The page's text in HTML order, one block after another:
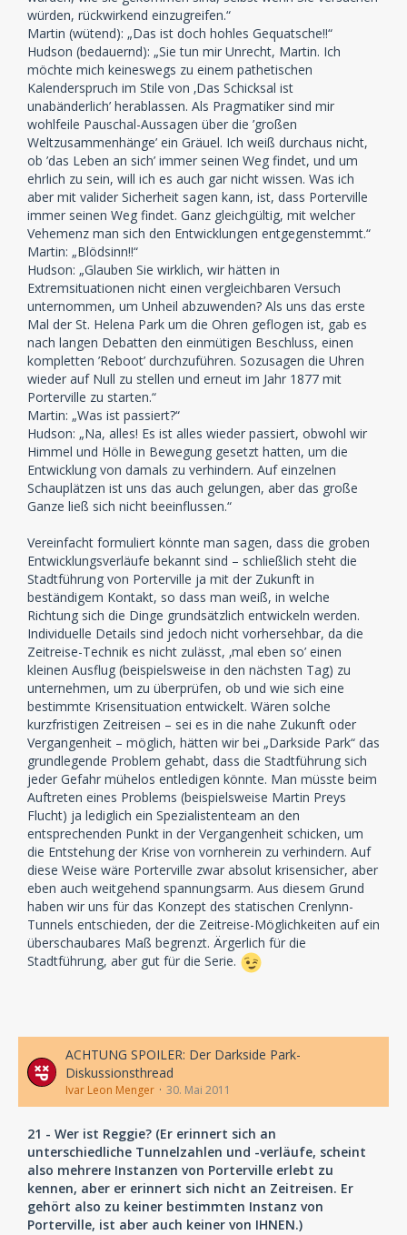
würden, rückwirkend einzugreifen.“
Martin (wütend): „Das ist doch hohles Gequatsche!!“
Hudson (bedauernd): „Sie tun mir Unrecht, Martin. Ich
möchte mich keineswegs zu einem pathetischen
Kalenderspruch im Stile von ‚Das Schicksal ist
unabänderlich’ herablassen. Als Pragmatiker sind mir
wohlfeile Pauschal-Aussagen über die ’großen
Weltzusammenhänge’ ein Gräuel. Ich weiß durchaus nicht,
ob ’das Leben an sich’ immer seinen Weg findet, und um
ehrlich zu sein, will ich es auch gar nicht wissen. Was ich
aber mit valider Sicherheit sagen kann, ist, dass Porterville
immer seinen Weg findet. Ganz gleichgültig, mit welcher
Vehemenz man sich den Entwicklungen entgegenstemmt.“
Martin: „Blödsinn!!“
Hudson: „Glauben Sie wirklich, wir hätten in
Extremsituationen nicht einen vergleichbaren Versuch
unternommen, um Unheil abzuwenden? Als uns das erste
Mal der St. Helena Park um die Ohren geflogen ist, gab es
nach langen Debatten den einmütigen Beschluss, einen
kompletten ’Reboot’ durchzuführen. Sozusagen die Uhren
wieder auf Null zu stellen und erneut im Jahr 1877 mit
Porterville zu starten.“
Martin: „Was ist passiert?“
Hudson: „Na, alles! Es ist alles wieder passiert, obwohl wir
Himmel und Hölle in Bewegung gesetzt hatten, um die
Entwicklung von damals zu verhindern. Auf einzelnen
Schauplätzen ist uns das auch gelungen, aber das große
Ganze ließ sich nicht beeinflussen.“
Vereinfacht formuliert könnte man sagen, dass die groben
Entwicklungsverläufe bekannt sind – schließlich steht die
Stadtführung von Porterville ja mit der Zukunft in
beständigem Kontakt, so dass man weiß, in welche
Richtung sich die Dinge grundsätzlich entwickeln werden.
Individuelle Details sind jedoch nicht vorhersehbar, da die
Zeitreise-Technik es nicht zulässt, ‚mal eben so’ einen
kleinen Ausflug (beispielsweise in den nächsten Tag) zu
unternehmen, um zu überprüfen, ob und wie sich eine
bestimmte Krisensituation entwickelt. Wären solche
kurzfristigen Zeitreisen – sei es in die nahe Zukunft oder
Vergangenheit – möglich, hätten wir bei „Darkside Park“ das
grundlegende Problem gehabt, dass die Stadtführung sich
jeder Gefahr mühelos entledigen könnte. Man müsste beim
Auftreten eines Problems (beispielsweise Martin Preys
Flucht) ja lediglich ein Spezialistenteam an den
entsprechenden Punkt in der Vergangenheit schicken, um
die Entstehung der Krise von vornherein zu verhindern. Auf
diese Weise wäre Porterville zwar absolut krisensicher, aber
eben auch weitgehend spannungsarm. Aus diesem Grund
haben wir uns für das Konzept des statischen Crenlynn-
Tunnels entschieden, der die Zeitreise-Möglichkeiten auf ein
überschaubares Maß begrenzt. Ärgerlich für die
Stadtführung, aber gut für die Serie.
ACHTUNG SPOILER: Der Darkside Park-
Diskussionsthread
Ivar Leon Menger 30. Mai 2011
21 - Wer ist Reggie? (Er erinnert sich an
unterschiedliche Tunnelzahlen und -verläufe, scheint
also mehrere Instanzen von Porterville erlebt zu
kennen, aber er erinnert sich nicht an Zeitreisen. Er
gehört also zu keiner bestimmten Instanz von
Porterville, ist aber auch keiner von IHNEN.)